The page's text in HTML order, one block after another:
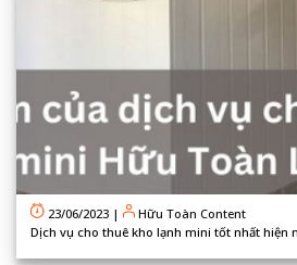
23/06/2023 |
Hữu Toàn Content
Dịch vụ cho thuê kho lạnh mini tốt nhất hiện